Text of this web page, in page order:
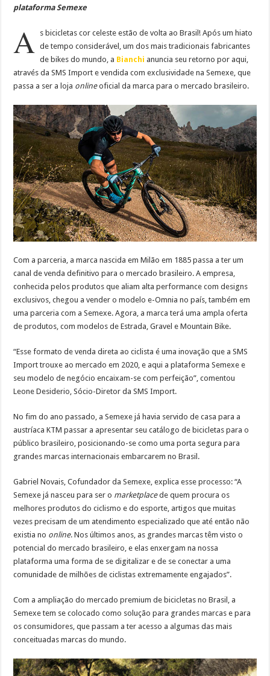
plataforma Semexe
A s bicicletas cor celeste estão de volta ao Brasil! Após um hiato
de tempo considerável, um dos mais tradicionais fabricantes
de bikes do mundo, a Bianchi anuncia seu retorno por aqui,
através da SMS Import e vendida com exclusividade na Semexe, que
passa a ser a loja onlineoficial da marca para o mercado brasileiro.
Com a parceria, a marca nascida em Milão em 1885 passa a ter um
canal de venda definitivo para o mercado brasileiro. A empresa,
conhecida pelos produtos que aliam alta performance com designs
exclusivos, chegou a vender o modelo e-Omnia no país, também em
uma parceria com a Semexe. Agora, a marca terá uma ampla oferta
de produtos, com modelos de Estrada, Gravel e Mountain Bike.
“Esse formato de venda direta ao ciclista é uma inovação que a SMS
Import trouxe ao mercado em 2020, e aqui a plataforma Semexe e
seu modelo de negócio encaixam-se com perfeição”, comentou
Leone Desiderio, Sócio-Diretor da SMS Import.
No fim do ano passado, a Semexe já havia servido de casa para a
austríaca KTM passar a apresentar seu catálogo de bicicletas para o
público brasileiro, posicionando-se como uma porta segura para
grandes marcas internacionais embarcarem no Brasil.
Gabriel Novais, Cofundador da Semexe, explica esse processo: “A
Semexe já nasceu para ser o marketplacede quem procura os
melhores produtos do ciclismo e do esporte, artigos que muitas
vezes precisam de um atendimento especializado que até então não
existia no online. Nos últimos anos, as grandes marcas têm visto o
potencial do mercado brasileiro, e elas enxergam na nossa
plataforma uma forma de se digitalizar e de se conectar a uma
comunidade de milhões de ciclistas extremamente engajados”.
Com a ampliação do mercado premium de bicicletas no Brasil, a
Semexe tem se colocado como solução para grandes marcas e para
os consumidores, que passam a ter acesso a algumas das mais
conceituadas marcas do mundo.